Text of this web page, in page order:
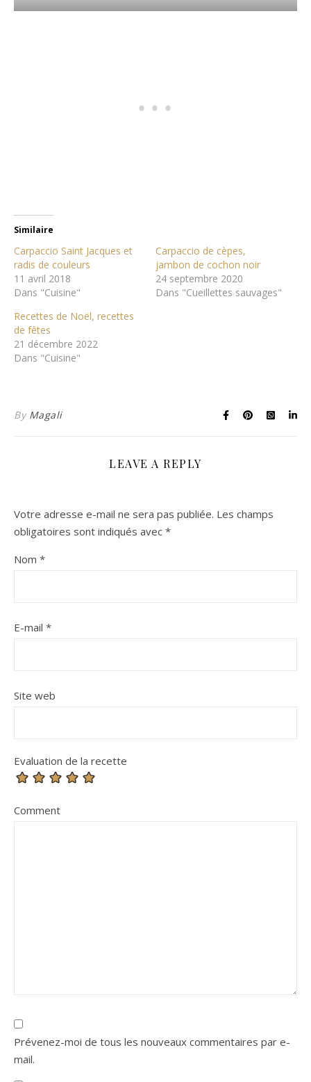
Similaire
Carpaccio Saint Jacques et
radis de couleurs
11 avril 2018
Dans "Cuisine"
Carpaccio de cèpes,
jambon de cochon noir
24 septembre 2020
Dans "Cueillettes sauvages"
Recettes de Noël, recettes
de fêtes
21 décembre 2022
Dans "Cuisine"
By Magali
LEAVE A REPLY
Votre adresse e-mail ne sera pas publiée. Les champs
obligatoires sont indiqués avec *
Nom *
E-mail *
Site web
Evaluation de la recette
Comment
Prévenez-moi de tous les nouveaux commentaires par e-
mail.